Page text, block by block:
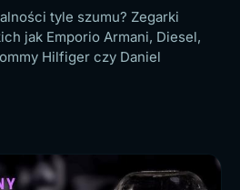
tyle szumu? Zegarki
jak Emporio Armani, Diesel,
Hilfiger czy Daniel